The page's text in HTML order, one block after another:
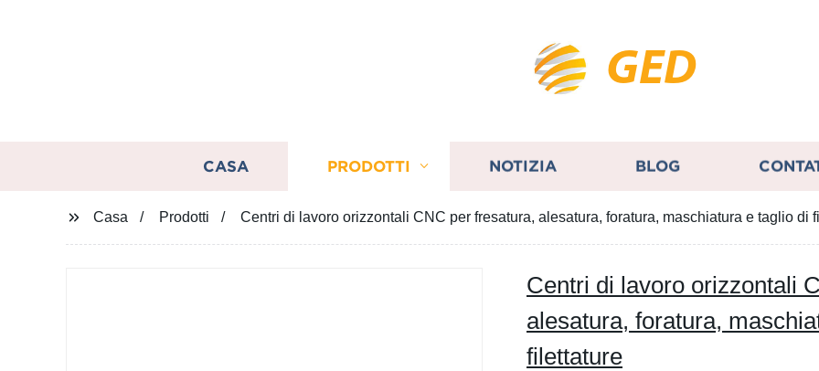
GED
CASA PRODOTTI NOTIZIA BLOG
Casa Prodotti Centri di lavoro orizzontali CNC per fresatura, alesatura, foratura, maschiatura e taglio di
Centri di lavoro orizzontali
alesatura, foratura,
filettature